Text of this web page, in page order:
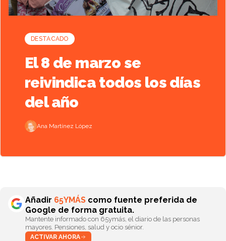
DESTACADO
El 8 de marzo se
reivindica todos los días
del año
Ana Martínez López
Añadir 65YMÁS como fuente preferida de
Google de forma gratuita.
Mantente informado con 65ymás, el diario de las personas
mayores. Pensiones, salud y ocio sénior.
ACTIVAR AHORA